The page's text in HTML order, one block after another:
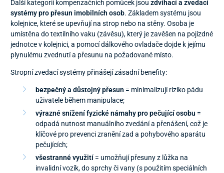
Další kategorií kompenzačních pomůcek jsou zdvihací a zvedací
systémy pro přesun imobilních osob. Základem systému jsou
kolejnice, které se upevňují na strop nebo na stěny. Osoba je
umístěna do textilního vaku (závěsu), který je zavěšen na pojízdné
jednotce v kolejnici, a pomocí dálkového ovladače dojde k jejímu
plynulému zvednutí a přesunu na požadované místo.
Stropní zvedací systémy přinášejí zásadní benefity:
bezpečný a důstojný přesun = minimalizují riziko pádu
uživatele během manipulace;
výrazné snížení fyzické námahy pro pečující osobu =
odpadá nutnost manuálního zvedání a přenášení, což je
klíčové pro prevenci zranění zad a pohybového aparátu
pečujících;
všestranné využití= umožňují přesuny z lůžka na
invalidní vozík, do sprchy či vany (s použitím speciálních